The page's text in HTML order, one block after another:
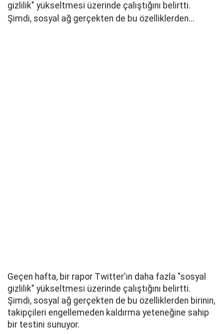
gizlilik" yükseltmesi üzerinde çalıştığını belirtti.
Şimdi, sosyal ağ gerçekten de bu özelliklerden...
Geçen hafta, bir rapor Twitter'ın daha fazla "sosyal
gizlilik" yükseltmesi üzerinde çalıştığını belirtti.
Şimdi, sosyal ağ gerçekten de bu özelliklerden birinin,
takipçileri engellemeden kaldırma yeteneğine sahip
bir testini sunuyor.